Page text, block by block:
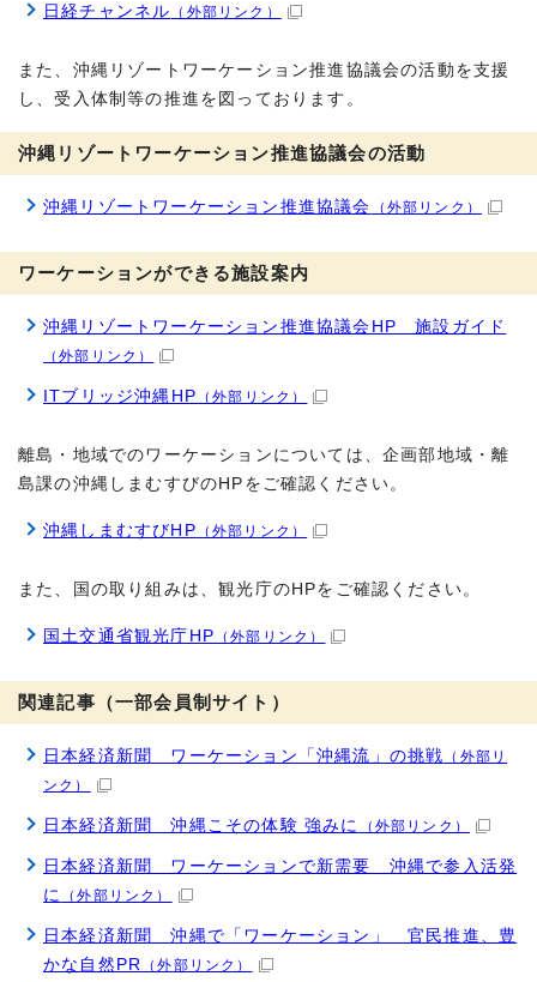
日経チャンネル （外部リンク）
また、沖縄リゾートワーケーション推進協議会の活動を支援
し、受入体制等の推進を図っております。
沖縄リゾートワーケーション推進協議会の活動
沖縄リゾートワーケーション推進協議会 （外部リンク）
ワーケーションができる施設案内
沖縄リゾートワーケーション推進協議会HP 施設ガイド
（外部リンク）
ITブリッジ沖縄HP （外部リンク）
離島・地域でのワーケーションについては、企画部地域・離
島課の沖縄しまむすびのHPをご確認ください。
沖縄しまむすびHP （外部リンク）
また、国の取り組みは、観光庁のHPをご確認ください。
国土交通省観光庁HP （外部リンク）
関連記事（一部会員制サイト）
日本経済新聞 ワーケーション「沖縄流」の挑戦 （外部リ
ンク）
日本経済新聞 沖縄こその体験 強みに （外部リンク）
日本経済新聞 ワーケーションで新需要 沖縄で参入活発
に
（外部リンク）
日本経済新聞 沖縄で「ワーケーション」 官民推進、豊
かな自然PR
（外部リンク）